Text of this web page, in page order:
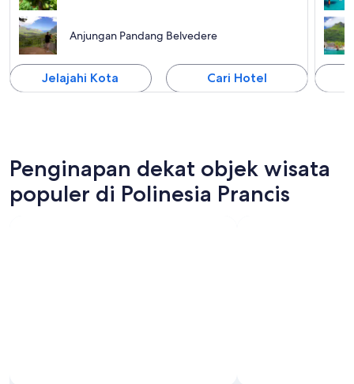
Anjungan Pandang Belvedere
Jelajahi Kota Cari Hotel
Penginapan dekat objek wisata
populer di Polinesia Prancis